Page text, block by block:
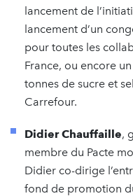
lancement de
lancement d’un
pour toutes les
France, ou encore
tonnes de sucre et
Carrefour.
Didier Chauffaille,
membre du Pacte
Didier co-dirige
fond de promotion